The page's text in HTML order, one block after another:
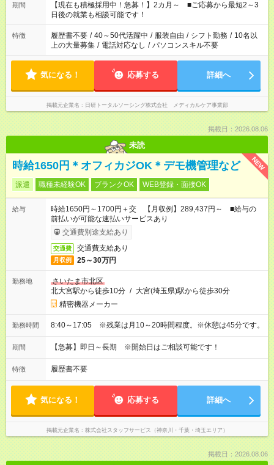
たくない」 など、ご希望を教えてくださいね。 ※Wワーク希望
の方へ 今ご覧のお仕事で希望する勤務時間と、もう1つのお仕事
の勤務時間。 合計で週40時間を超える場合は応募できません。
期間
【現在も積極採用中！急募！】2カ月～ ■ご応募から最短2～3
日後の就業も相談可能です！
特徴 履歴書不要 / 40～50代活躍中 / 服装自由 / シフト勤務 / 10名以
上の大量募集 / 電話対応なし / パソコンスキル不要
気になる！ 応募する 詳細へ
掲載元企業名 日研トータルソーシング株式会社 メディカルケア事業部
掲載日：2026.08.06
未読
NEW
時給1650円＊オフィカジOK＊デモ機管理など
派遣 職種未経験OK ブランクOK WEB登録・面接OK
給与
時給1650円～1700円＋交 【月収例】289,437円～ ■給与の
前払いが可能な速払いサービスあり
交通費別途支給あり
交通費 交通費支給あり
月収例 25～30万円
勤務地
さいたま市北区
北大宮駅から徒歩10分 / 大宮(埼玉県)駅から徒歩30分
精密機器メーカー
勤務時間 8:40～17:05 ※残業は月10～20時間程度。※休憩は45分です。
期間 【急募】即日～長期 ※開始日はご相談可能です！
特徴 履歴書不要
気になる！ 応募する 詳細へ
掲載元企業名 株式会社スタッフサービス（神奈川・千葉・埼玉エリア）
掲載日：2026.08.06